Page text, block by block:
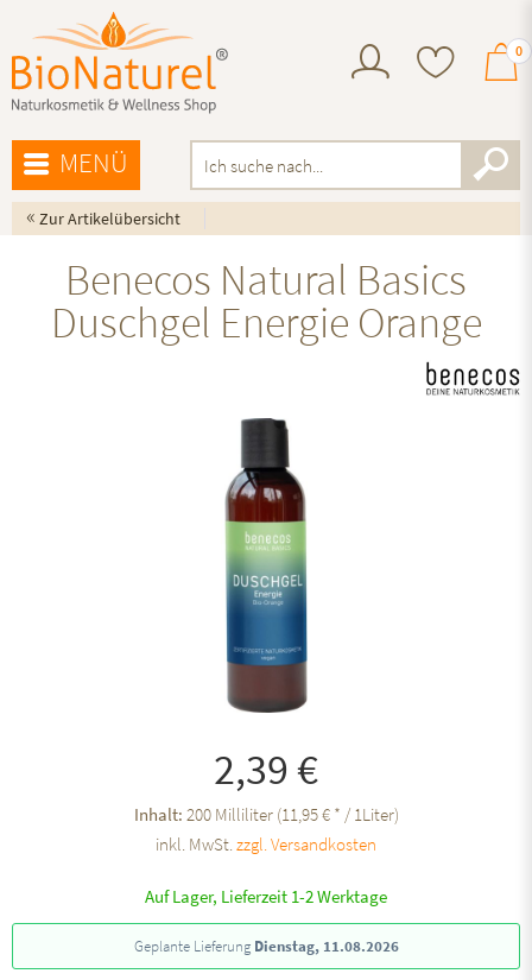
0
MENÜ
« Zur Artikelübersicht
Benecos Natural Basics
Duschgel Energie Orange
2,39 €
Inhalt: 200 Milliliter (11,95 € * / 1Liter)
inkl. MwSt.zzgl. Versandkosten
Auf Lager, Lieferzeit 1-2 Werktage
Geplante Lieferung Dienstag, 11.08.2026